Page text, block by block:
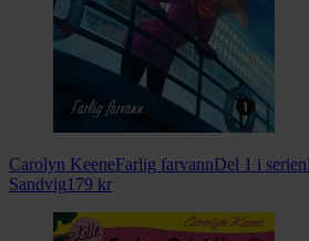
Carolyn KeeneFarlig farvannDel 1 i serien
Sandvig179 kr